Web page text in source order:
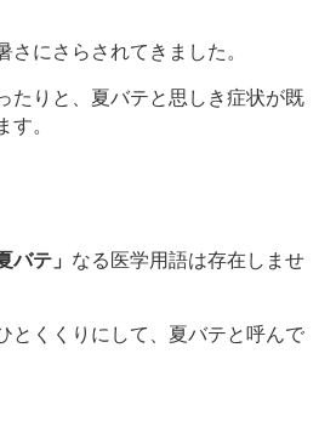
にさらされてきました。
たりと、夏バテと思しき症状が既
す。
バテ」 なる医学用語は存在しませ
とくくりにして、夏バテと呼んで